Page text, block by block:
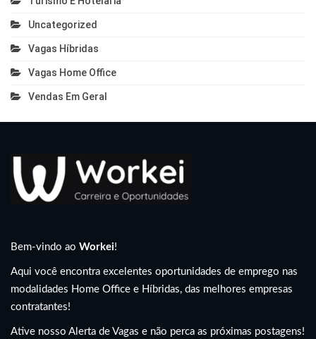
Uncategorized
Vagas Híbridas
Vagas Home Office
Vendas Em Geral
Bem-vindo ao Workei!
Aqui você encontra excelentes oportunidades de emprego nas
modalidades Home Office e Híbridas, das melhores empresas
contratantes!
Ative nosso Alerta de Vagas e não perca as próximas postagens!